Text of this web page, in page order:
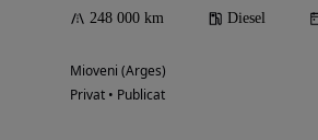
248 000 km Diesel
Mioveni (Arges)
Privat • Publicat